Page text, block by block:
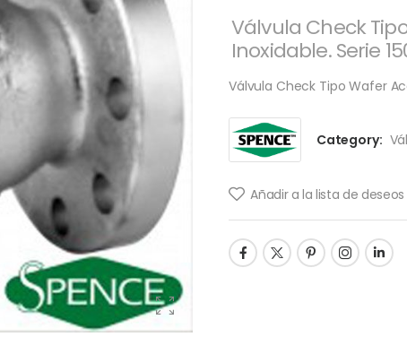
Válvula Check
Inoxidable. Serie
Válvula Check Tipo Wafer
Category:
Añadir a la lista de deseos